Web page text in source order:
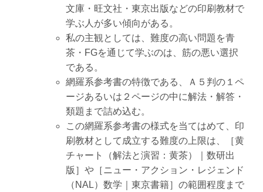
文庫・旺文社・東京出版などの印刷教材で
学ぶ人が多い傾向がある。
私の主観としては、難度の高い問題を青
茶・FGを通じて学ぶのは、筋の悪い選択
である。
網羅系参考書の特徴である、Ａ５判の１ペ
ージあるいは２ページの中に解法・解答・
類題まで詰め込む。
この網羅系参考書の様式を当てはめて、印
刷教材として成立する難度の上限は、［黄
チャート（解法と演習：黄茶）｜数研出
版］や［ニュー・アクション・レジェンド
（NAL）数学｜東京書籍］の範囲程度まで